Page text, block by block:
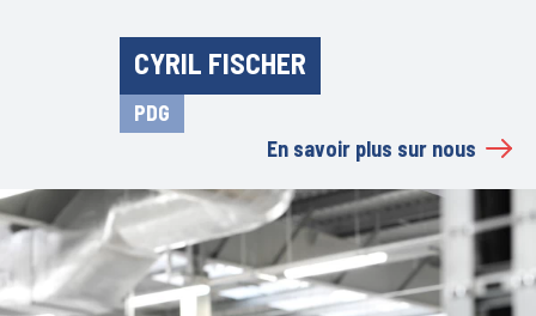
CYRIL FISCHER
PDG
En savoir plus sur nous